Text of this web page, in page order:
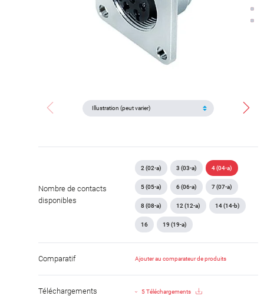
Nombre de contacts
disponibles
2 (02-a) 3 (03-a) 4 (04-a)
5 (05-a) 6 (06-a) 7 (07-a)
8 (08-a) 12 (12-a) 14 (14-b)
16 19 (19-a)
Comparatif Ajouter au comparateur de produits
Téléchargements 5 Téléchargements